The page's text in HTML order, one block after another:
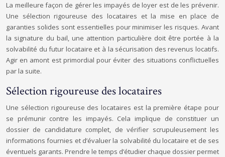
La meilleure façon de gérer les impayés de loyer est de les prévenir.
Une sélection rigoureuse des locataires et la mise en place de
garanties solides sont essentielles pour minimiser les risques. Avant
la signature du bail, une attention particulière doit être portée à la
solvabilité du futur locataire et à la sécurisation des revenus locatifs.
Agir en amont est primordial pour éviter des situations conflictuelles
par la suite.
Sélection rigoureuse des locataires
Une sélection rigoureuse des locataires est la première étape pour
se prémunir contre les impayés. Cela implique de constituer un
dossier de candidature complet, de vérifier scrupuleusement les
informations fournies et d’évaluer la solvabilité du locataire et de ses
éventuels garants. Prendre le temps d’étudier chaque dossier permet